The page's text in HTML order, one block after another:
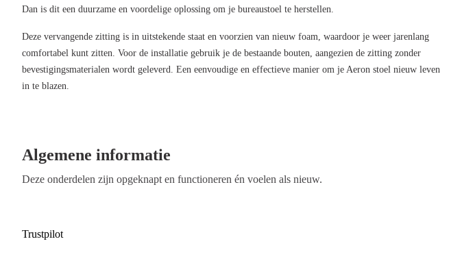
Dan is dit een duurzame en voordelige oplossing om je bureaustoel te herstellen.
Deze vervangende zitting is in uitstekende staat en voorzien van nieuw foam, waardoor je weer jarenlang
comfortabel kunt zitten. Voor de installatie gebruik je de bestaande bouten, aangezien de zitting zonder
bevestigingsmaterialen wordt geleverd. Een eenvoudige en effectieve manier om je Aeron stoel nieuw leven
in te blazen.
Algemene informatie
Deze onderdelen zijn opgeknapt en functioneren én voelen als nieuw.
Trustpilot